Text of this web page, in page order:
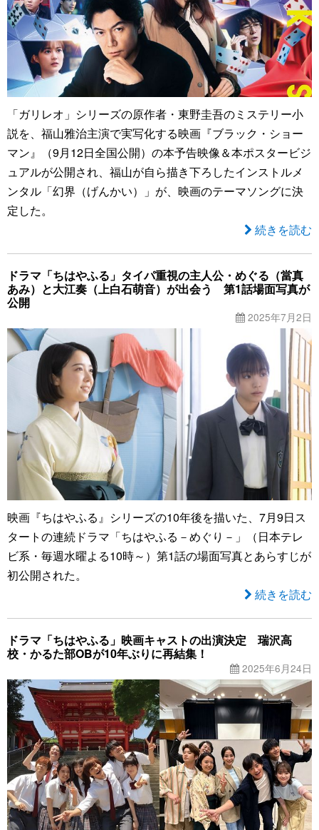
「ガリレオ」シリーズの原作者・東野圭吾のミステリー小
説を、福山雅治主演で実写化する映画『ブラック・ショー
マン』（9月12日全国公開）の本予告映像＆本ポスタービジ
ュアルが公開され、福山が自ら描き下ろしたインストルメ
ンタル「幻界（げんかい）」が、映画のテーマソングに決
定した。
続きを読む
ドラマ「ちはやふる」タイパ重視の主人公・めぐる（當真
あみ）と大江奏（上白石萌音）が出会う 第1話場面写真が
公開
2025年7月2日
映画『ちはやふる』シリーズの10年後を描いた、7月9日ス
タートの連続ドラマ「ちはやふる－めぐり－」（日本テレ
ビ系・毎週水曜よる10時～）第1話の場面写真とあらすじが
初公開された。
続きを読む
ドラマ「ちはやふる」映画キャストの出演決定 瑞沢高
校・かるた部OBが10年ぶりに再結集！
2025年6月24日